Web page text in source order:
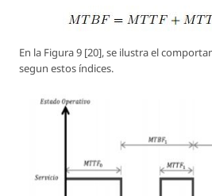
En la Figura 9 [20], se ilustra el
segun estos índices.